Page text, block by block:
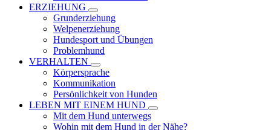
ERZIEHUNG
Grunderziehung
Welpenerziehung
Hundesport und Übungen
Problemhund
VERHALTEN
Körpersprache
Kommunikation
Persönlichkeit von Hunden
LEBEN MIT EINEM HUND
Mit dem Hund unterwegs
Wohin mit dem Hund in der Nähe?